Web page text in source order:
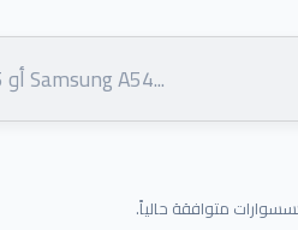
متوافقة حالياً.